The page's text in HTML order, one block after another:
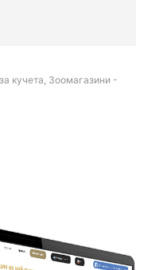
кучета, Зоомагазини -